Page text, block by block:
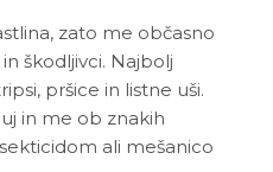
zato me občasno
škodljivci. Najbolj
pršice in listne uši.
in me ob znakih
ali mešanico